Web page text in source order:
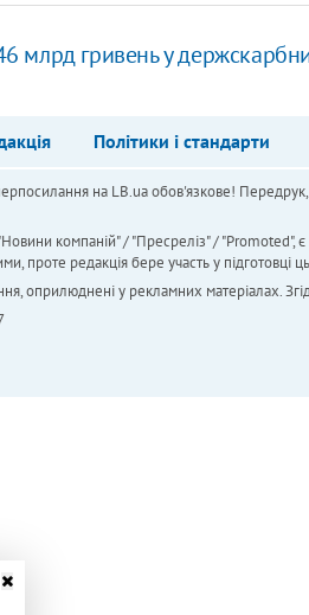
млрд гривень у
Політики і стандарти
на LB.ua обов'язкове!
компаній" / "Пресреліз" /
редакція бере участь у підготовці
оприлюднені у рекламних матеріалах.